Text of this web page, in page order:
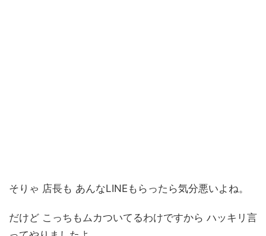
そりゃ 店長も あんなLINEもらったら気分悪いよね。
だけど こっちもムカついてるわけですから ハッキリ言